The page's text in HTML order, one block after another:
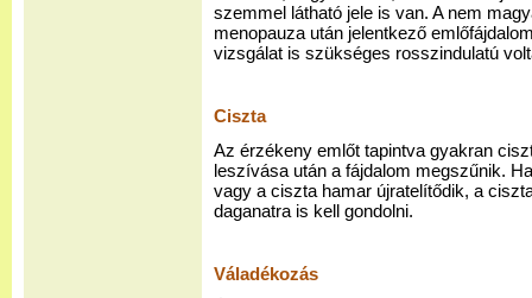
szemmel látható jele is van. A nem
menopauza után jelentkező
vizsgálat is szükséges rosszindulatú
Ciszta
Az érzékeny emlőt tapintva gyakran
leszívása után a fájdalom megszűnik.
vagy a ciszta hamar újratelítődik, a
daganatra is kell gondolni.
Váladékozás